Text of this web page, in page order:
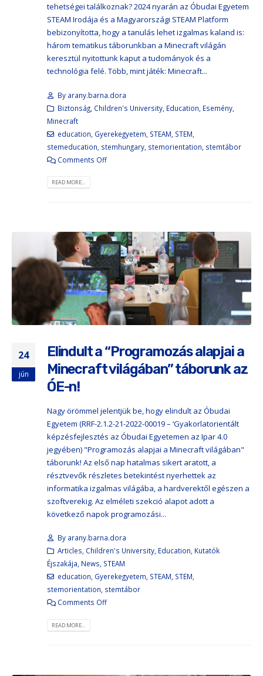
tehetségei találkoznak? 2024 nyarán az Óbudai Egyetem
STEAM Irodája és a Magyarországi STEAM Platform
bebizonyította, hogy a tanulás lehet izgalmas kaland is:
három tematikus táborunkban a Minecraft világán
keresztül nyitottunk kaput a tudományok és a
technológia felé. Több, mint játék: Minecraft...
By arany.barna.dora
Biztonság, Children's University, Education Esemény,
Minecraft
education Gyerekegyetem STEAM STEM
stemeducation stemhungary stemorientation stemtábor
Comments Off
READ MORE...
24
jún
Elindult a “Programozás alapjai a
Minecraft világában” táborunk az
ÓE-n!
Nagy örömmel jelentjük be, hogy elindult az Óbudai
Egyetem (RRF-2.1.2-21-2022-00019 – ‘Gyakorlatorientált
képzésfejlesztés az Óbudai Egyetemen az Ipar 4.0
jegyében) "Programozás alapjai a Minecraft világában"
táborunk! Az első nap hatalmas sikert aratott, a
résztvevők részletes betekintést nyerhettek az
informatika izgalmas világába, a hardverektől egészen a
szoftverekig. Az elméleti szekció alapot adott a
következő napok programozási...
By arany.barna.dora
Articles, Children's University, Education, Kutatók
Éjszakája, News, STEAM
education, Gyerekegyetem, STEAM, STEM,
stemorientation, stemtábor
Comments Off
READ MORE...